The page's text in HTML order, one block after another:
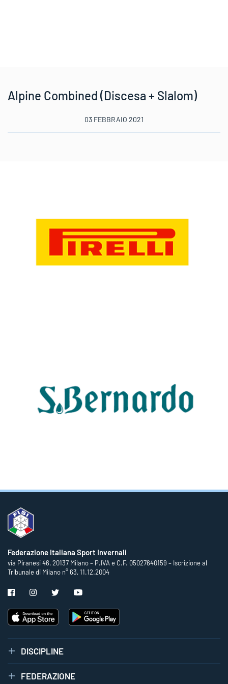
Alpine Combined (Discesa + Slalom)
03 FEBBRAIO 2021
Federazione Italiana Sport Invernali
via Piranesi 46, 20137 Milano – P.IVA e C.F. 05027640159 – Iscrizione al
Tribunale di Milano n° 63, 11.12.2004
DISCIPLINE
FEDERAZIONE